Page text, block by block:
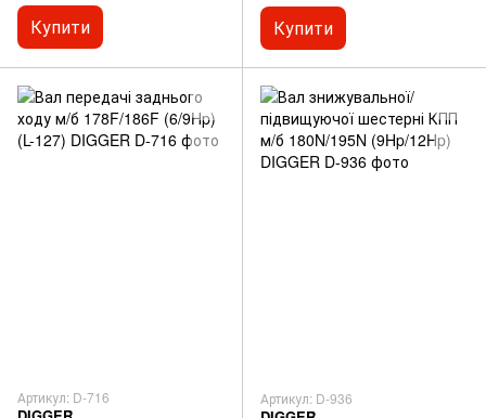
Купити Купити
Артикул: D-716 Артикул: D-936